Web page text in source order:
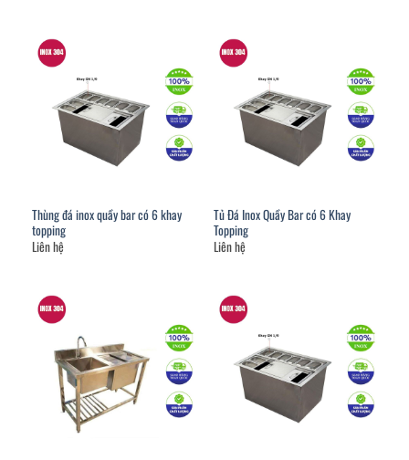
Thùng đá inox quầy bar có 6 khay
topping
Liên hệ
Tủ Đá Inox Quầy Bar có 6 Khay
Topping
Liên hệ